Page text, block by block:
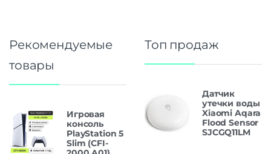
Рекомендуемые
товары
Игровая
консоль
PlayStation 5
Slim (CFI-
Топ продаж
Датчик
утечки воды
Xiaomi Aqara
Flood Sensor
SJCGQ11LM